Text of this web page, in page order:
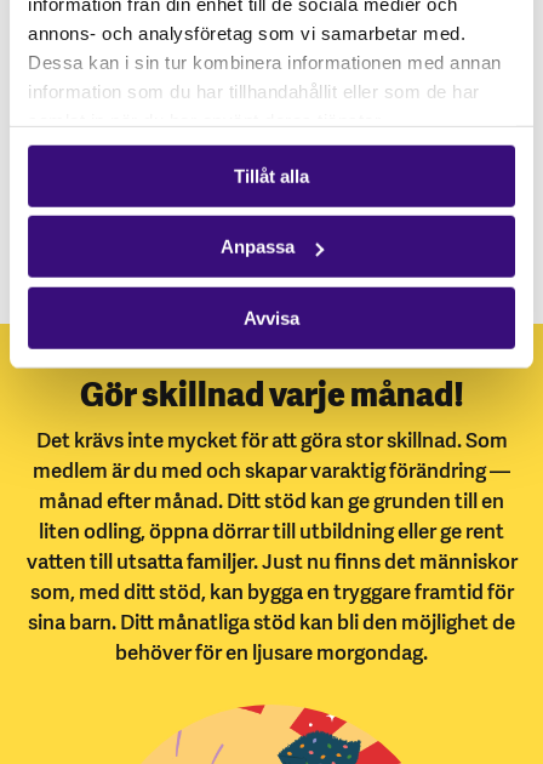
annons- och analysföretag som vi samarbetar med.
Dessa kan i sin tur kombinera informationen med annan
information som du har tillhandahållit eller som de har
Tillåt alla
Anpassa
Avvisa
Gör skillnad varje månad!
Det krävs inte mycket för att göra stor skillnad. Som
medlem är du med och skapar varaktig förändring —
månad efter månad. Ditt stöd kan ge grunden till en
liten odling, öppna dörrar till utbildning eller ge rent
vatten till utsatta familjer. Just nu finns det människor
som, med ditt stöd, kan bygga en tryggare framtid för
sina barn. Ditt månatliga stöd kan bli den möjlighet de
behöver för en ljusare morgondag.